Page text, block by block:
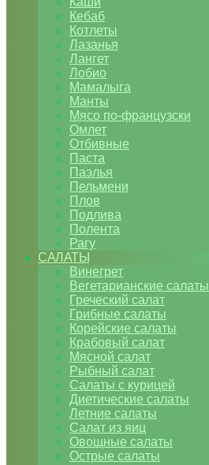
Кебаб
Котлеты
Лазанья
Лангет
Лобио
Мамалыга
Манты
Мясо по-французски
Омлет
Отбивные
Паста
Паэлья
Пельмени
Плов
Подлива
Полента
Рагу
САЛАТЫ
Винегрет
Вегетарианские салаты
Греческий салат
Грибные салаты
Корейские салаты
Крабовый салат
Мясной салат
Рыбный салат
Салаты с курицей
Диетические салаты
Летние салаты
Салат из яиц
Овощные салаты
Острые салаты